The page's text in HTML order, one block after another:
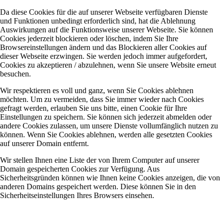
Da diese Cookies für die auf unserer Webseite verfügbaren Dienste
und Funktionen unbedingt erforderlich sind, hat die Ablehnung
Auswirkungen auf die Funktionsweise unserer Webseite. Sie können
Cookies jederzeit blockieren oder löschen, indem Sie Ihre
Browsereinstellungen ändern und das Blockieren aller Cookies auf
dieser Webseite erzwingen. Sie werden jedoch immer aufgefordert,
Cookies zu akzeptieren / abzulehnen, wenn Sie unsere Website erneut
besuchen.
Wir respektieren es voll und ganz, wenn Sie Cookies ablehnen
möchten. Um zu vermeiden, dass Sie immer wieder nach Cookies
gefragt werden, erlauben Sie uns bitte, einen Cookie für Ihre
Einstellungen zu speichern. Sie können sich jederzeit abmelden oder
andere Cookies zulassen, um unsere Dienste vollumfänglich nutzen zu
können. Wenn Sie Cookies ablehnen, werden alle gesetzten Cookies
auf unserer Domain entfernt.
Wir stellen Ihnen eine Liste der von Ihrem Computer auf unserer
Domain gespeicherten Cookies zur Verfügung. Aus
Sicherheitsgründen können wie Ihnen keine Cookies anzeigen, die von
anderen Domains gespeichert werden. Diese können Sie in den
Sicherheitseinstellungen Ihres Browsers einsehen.